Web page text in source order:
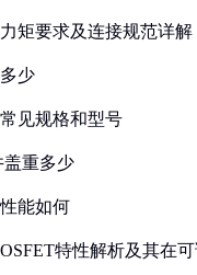
矩要求及连接规范详解
少
见规格和型号
盖重多少
能如何
特性解析及其在